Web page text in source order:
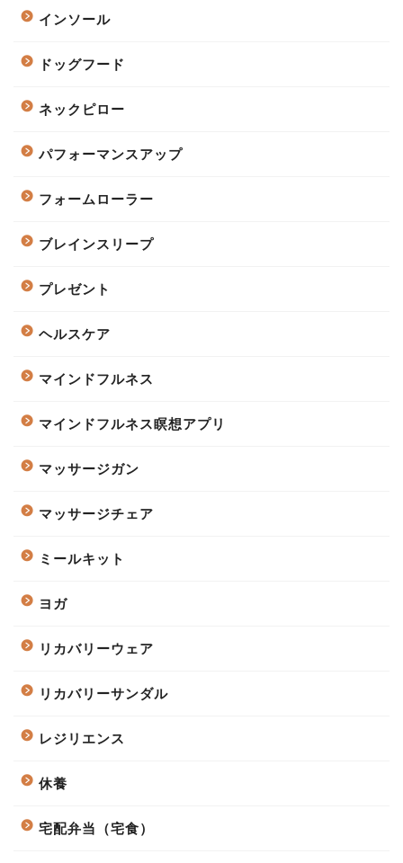
インソール
ドッグフード
ネックピロー
パフォーマンスアップ
フォームローラー
ブレインスリープ
プレゼント
ヘルスケア
マインドフルネス
マインドフルネス瞑想アプリ
マッサージガン
マッサージチェア
ミールキット
ヨガ
リカバリーウェア
リカバリーサンダル
レジリエンス
休養
宅配弁当（宅食）